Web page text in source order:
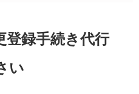
登録手続き代行
い